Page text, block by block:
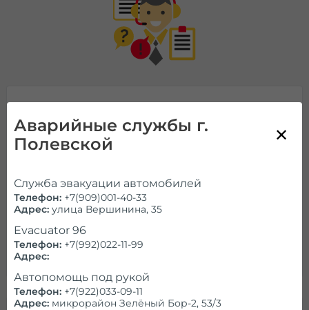
Позвоните нам!
Работаем ежедневно и круглосуточно
Справочник
Проконсультируем и ответим на
вопросы
Аварийные службы г.
Полевской
Служба эвакуации автомобилей
Телефон: +7(909)001-40-33
Адрес: улица Вершинина, 35
Evacuator 96
Телефон: +7(992)022-11-99
Адрес:
Автопомощь под рукой
Телефон: +7(922)033-09-11
Адрес: микрорайон Зелёный Бор-2, 53/3